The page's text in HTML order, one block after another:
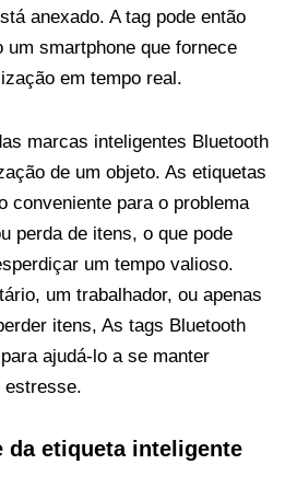
anexado. A tag pode então
um smartphone que fornece
em tempo real.
marcas inteligentes Bluetooth
de um objeto. As etiquetas
conveniente para o problema
perda de itens, o que pode
um tempo valioso.
um trabalhador, ou apenas
itens, As tags Bluetooth
ajudá-lo a se manter
estresse.
da etiqueta inteligente